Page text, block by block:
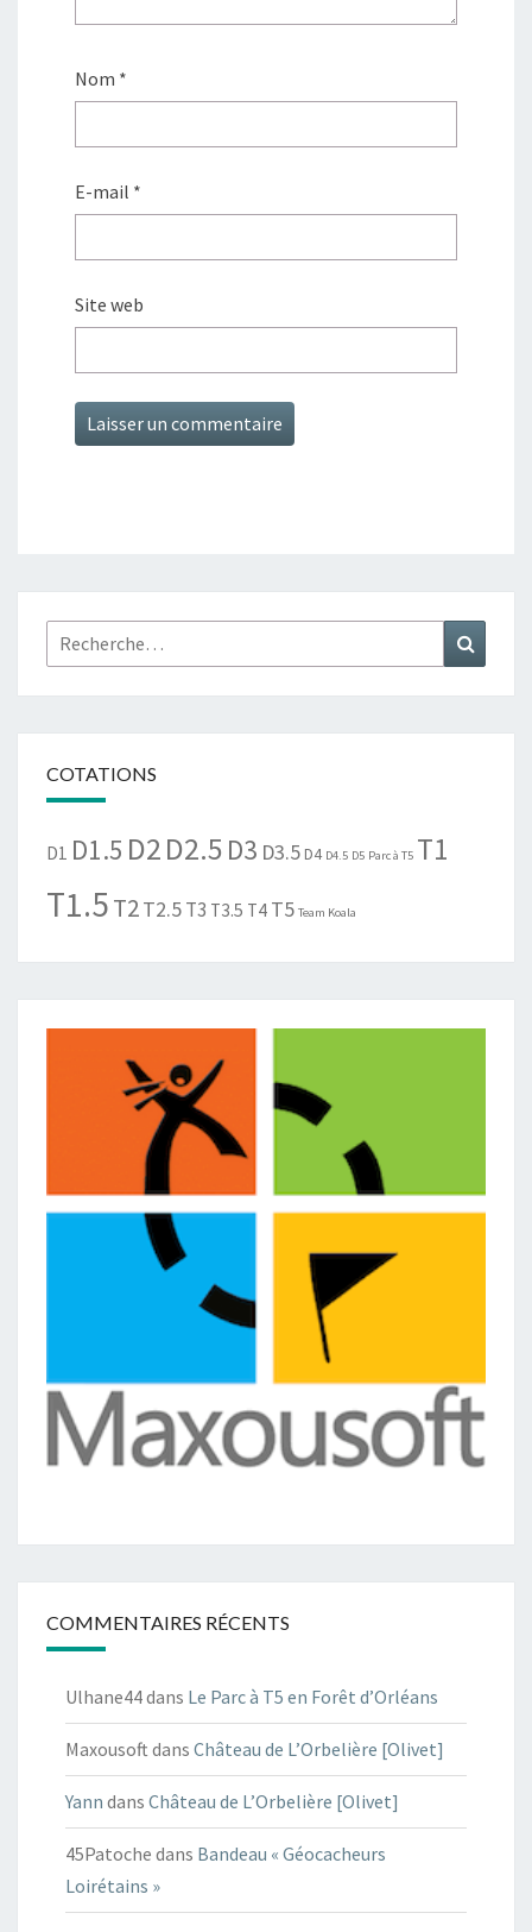
Nom *
E-mail *
Site web
Rechercher :
COTATIONS
D1 D1.5 D2D2.5 D3 D3.5 D4 D4.5 D5 Parc à T5 T1
T1.5T2T2.5T3 T3.5 T4 T5 Team Koala
COMMENTAIRES RÉCENTS
Ulhane44dans Le Parc à T5 en Forêt d’Orléans
Maxousoft dans Château de L’Orbelière [Olivet]
Yann dans Château de L’Orbelière [Olivet]
45Patoche dans Bandeau « Géocacheurs
Loirétains »